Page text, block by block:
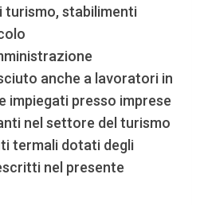
turismo, stabilimenti
anche a lavoratori in
impiegati presso imprese
nel settore del turismo
termali dotati degli
nel presente